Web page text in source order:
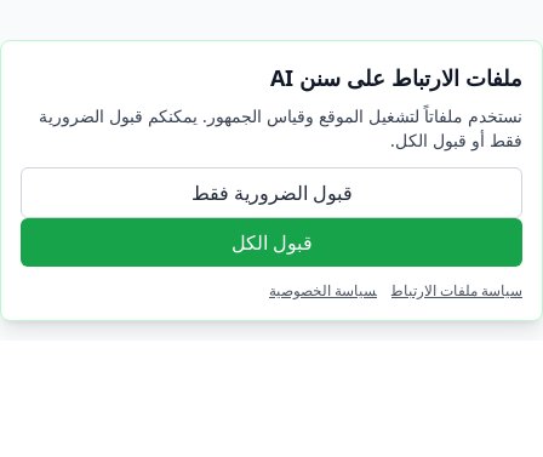
ملفات الارتباط على سنن AI
نستخدم ملفاتاً لتشغيل الموقع وقياس الجمهور. يمكنكم قبول الضرورية
فقط أو قبول الكل.
قبول الضرورية فقط
قبول الكل
سياسة ملفات الارتباط سياسة الخصوصية